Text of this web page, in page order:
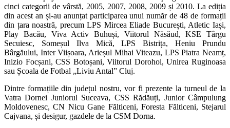
cinci categorii de vârstă, 2005, 2007, 2008, 2009 și 2010. La ediția
din acest an și-au anunțat participarea unui număr de 48 de formații
din țara noastră, precum LPS Mircea Eliade București, Atletic Iași,
Play Bacău, Viva Activ Buhuși, Viitorul Năsăud, KSE Târgu
Secuiesc, Someșul Ilva Mică, LPS Bistrița, Heniu Prundu
Bârgăului, Inter Viișoara, Arieșul Mihai Viteazu, LPS Piatra Neamț,
Inizio Focșani, CSS Botoșani, Viitorul Dorohoi, Unirea Ruginoasa
sau Școala de Fotbal „Liviu Antal” Cluj.
Dintre formațiile din județul nostru, vor fi prezente la turneul de la
Vatra Dornei Juniorul Suceava, CSS Rădăuți, Junior Câmpulung
Moldovenesc, CN Nicu Gane Fălticeni, Foresta Fălticeni, Stejarul
Cajvana, și desigur, gazdele de la CSM Dorna.